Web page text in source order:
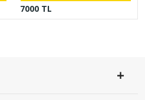
7000 TL